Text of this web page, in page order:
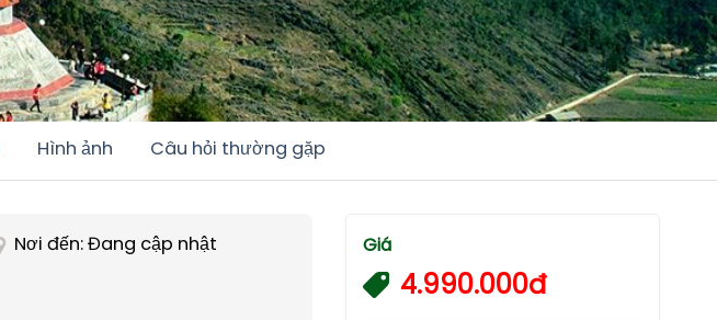
Hình ảnh Câu hỏi thường gặp
Nơi đến: Đang cập nhật Giá
4.990.000đ